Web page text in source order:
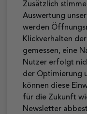
Zusätzlich
Auswertung
werden
Klickverhalten
gemessen, eine
Nutzer erfolgt
der Optimierung
können diese
für die Zukunft
Newsletter